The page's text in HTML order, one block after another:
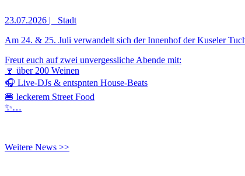
23.07.2026 |
Stadt
Am 24. & 25. Juli verwandelt sich der Innenhof der Kuseler
Freut euch auf zwei unvergessliche Abende mit:
🍷 über 200 Weinen
🎧 Live-DJs & entspnten House-Beats
🍔 leckerem Street Food
✨…
Weitere News >>